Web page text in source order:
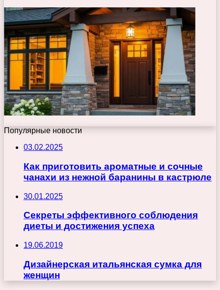
Популярные новости
03.02.2025
Как приготовить ароматные и сочные
чанахи из нежной баранины в кастрюле
30.01.2025
Секреты эффективного соблюдения
диеты и достижения успеха
19.06.2019
Дизайнерская итальянская сумка для
женщин